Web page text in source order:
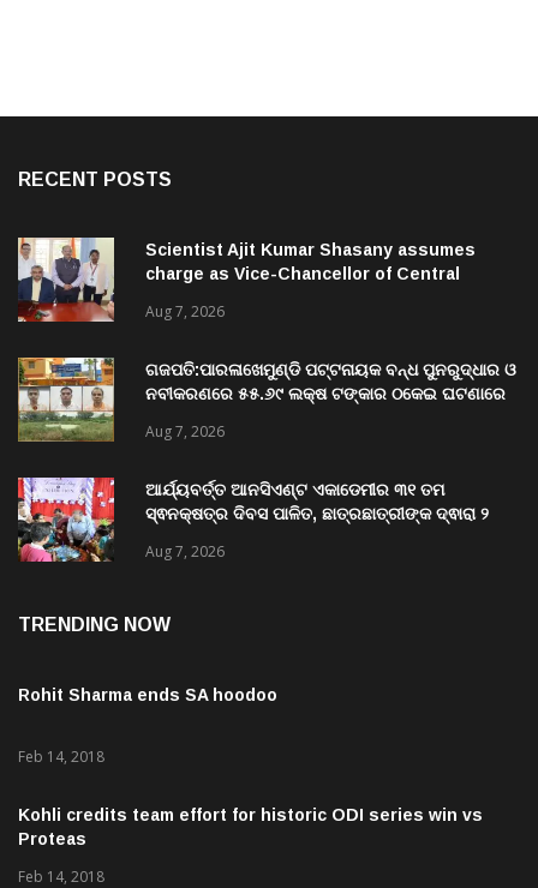
RECENT POSTS
Scientist Ajit Kumar Shasany assumes
charge as Vice-Chancellor of Central
Aug 7, 2026
ଗଜପତି:ପାରଳାଖେମୁଣ୍ଡି ପଟ୍ଟନାୟକ ବନ୍ଧ ପୁନରୁଦ୍ଧାର ଓ
ନବୀକରଣରେ ୫୫.୬୯ ଲକ୍ଷ ଟଙ୍କାର ଠକେଇ ଘଟଣାରେ
ଗିରଫ କରି ବ୍ରହ୍ମପୁର ଭିଜିଲାନ୍ସ କୋର୍ଟ ଚାଲାଣ
Aug 7, 2026
ଆର୍ଯ୍ୟବର୍ତ୍ତ ଆନସିଏଣ୍ଟ ଏକାଡେମୀର ୩୧ ତମ
ସ୍ଵନକ୍ଷତ୍ର ଦିବସ ପାଳିତ, ଛାତ୍ରଛାତ୍ରୀଙ୍କ ଦ୍ଵାରା ୨
Aug 7, 2026
TRENDING NOW
Rohit Sharma ends SA hoodoo
Feb 14, 2018
Kohli credits team effort for historic ODI series win vs
Proteas
Feb 14, 2018